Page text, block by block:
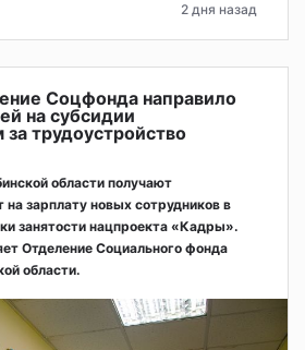
2 дня назад
Соцфонда направило
на субсидии
трудоустройство
области получают
зарплату новых сотрудников в
занятости нацпроекта «Кадры».
Отделение Социального фонда
области.